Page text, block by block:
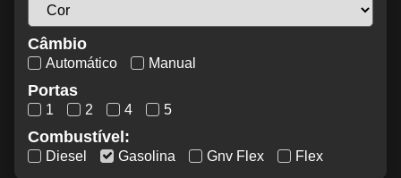
Câmbio
Automático Manual
Portas
1 2 4 5
Combustível:
Diesel Gasolina Gnv Flex Flex